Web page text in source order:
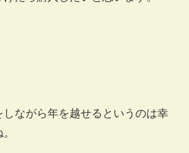
ながら年を越せるというのは幸